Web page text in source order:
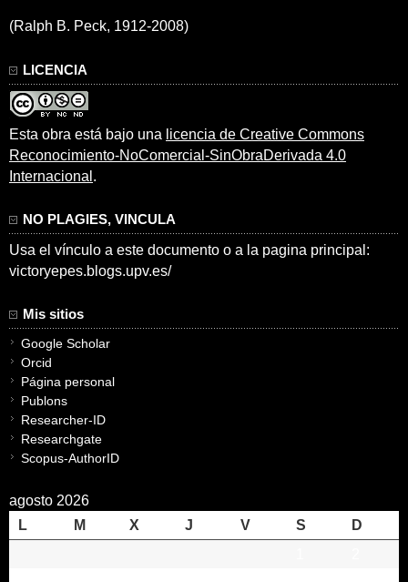
(Ralph B. Peck, 1912-2008)
LICENCIA
Esta obra está bajo una licencia de Creative Commons
Reconocimiento-NoComercial-SinObraDerivada 4.0
Internacional .
NO PLAGIES, VINCULA
Usa el vínculo a este documento o a la pagina principal:
victoryepes.blogs.upv.es/
Mis sitios
Google Scholar
Orcid
Página personal
Publons
Researcher-ID
Researchgate
Scopus-AuthorID
agosto 2026
L
M X J V S
D